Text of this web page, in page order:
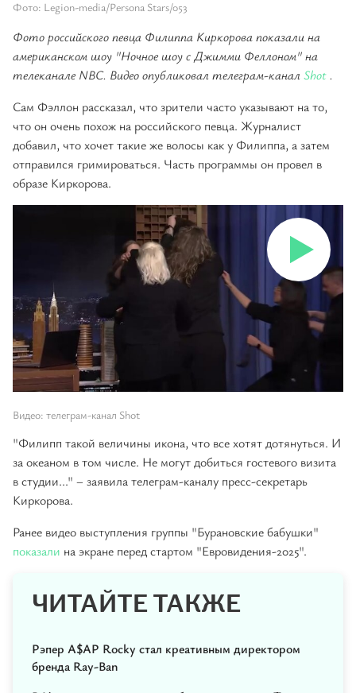
Фото: Legion-media/Persona Stars/053
Фото российского певца Филиппа Киркорова показали на
американском шоу "Ночное шоу с Джимми Феллоном" на
телеканале NBC. Видео опубликовал телеграм-канал Shot.
Сам Фэллон рассказал, что зрители часто указывают на то,
что он очень похож на российского певца. Журналист
добавил, что хочет такие же волосы как у Филиппа, а затем
отправился гримироваться. Часть программы он провел в
образе Киркорова.
Видео: телеграм-канал Shot
"Филипп такой величины икона, что все хотят дотянуться. И
за океаном в том числе. Не могут добиться гостевого визита
в студии..." – заявила телеграм-каналу пресс-секретарь
Киркорова.
Ранее видео выступления группы "Бурановские бабушки"
показали на экране перед стартом "Евровидения-2025".
ЧИТАЙТЕ ТАКЖЕ
Рэпер A$AP Rocky стал креативным директором
бренда Ray-Ban